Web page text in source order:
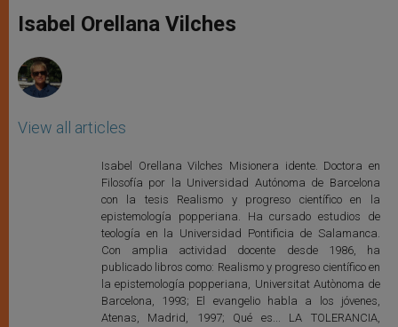
p
p
g
e
o
k
r
Isabel Orellana Vilches
View all articles
Isabel Orellana Vilches Misionera idente. Doctora en
Filosofía por la Universidad Autónoma de Barcelona
con la tesis Realismo y progreso científico en la
epistemología popperiana. Ha cursado estudios de
teología en la Universidad Pontificia de Salamanca.
Con amplia actividad docente desde 1986, ha
publicado libros como: Realismo y progreso científico en
la epistemología popperiana, Universitat Autònoma de
Barcelona, 1993; El evangelio habla a los jóvenes,
Atenas, Madrid, 1997; Qué es... LA TOLERANCIA,